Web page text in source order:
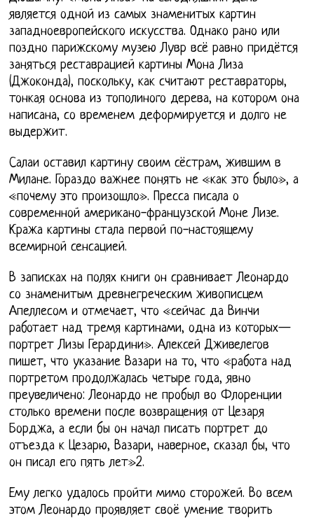
является одной из самых знаменитых картин
западноевропейского искусства. Однако рано или
поздно парижскому музею Лувр всё равно придётся
заняться реставрацией картины Мона Лиза
(Джоконда), поскольку, как считают реставраторы,
тонкая основа из тополиного дерева, на котором она
написана, со временем деформируется и долго не
выдержит.
Салаи оставил картину своим сёстрам, жившим в
Милане. Гораздо важнее понять не «как это было», а
«почему это произошло». Пресса писала о
современной американо-французской Моне Лизе.
Кража картины стала первой по-настоящему
всемирной сенсацией.
В записках на полях книги он сравнивает Леонардо
со знаменитым древнегреческим живописцем
Апеллесом и отмечает, что «сейчас да Винчи
работает над тремя картинами, одна из которых—
портрет Лизы Герардини». Алексей Дживелегов
пишет, что указание Вазари на то, что «работа над
портретом продолжалась четыре года, явно
преувеличено: Леонардо не пробыл во Флоренции
столько времени после возвращения от Цезаря
Борджа, а если бы он начал писать портрет до
отъезда к Цезарю, Вазари, наверное, сказал бы, что
он писал его пять лет»2.
Ему легко удалось пройти мимо сторожей. Во всем
этом Леонардо проявляет своё умение творить